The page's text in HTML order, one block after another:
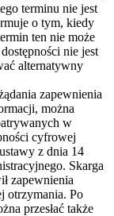
terminu nie jest
o tym, kiedy
ten nie może
nie jest
alternatywny
zapewnienia
można
w
cyfrowej
z dnia 14
Skarga
zapewnienia
otrzymania. Po
przesłać także